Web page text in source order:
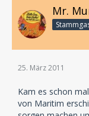
Nick Gower:
Janine Cutler:
Mr. Gibbons:
Empfohlen ab 12
Mr.
25. März 2011
Kam es schon
von Maritim